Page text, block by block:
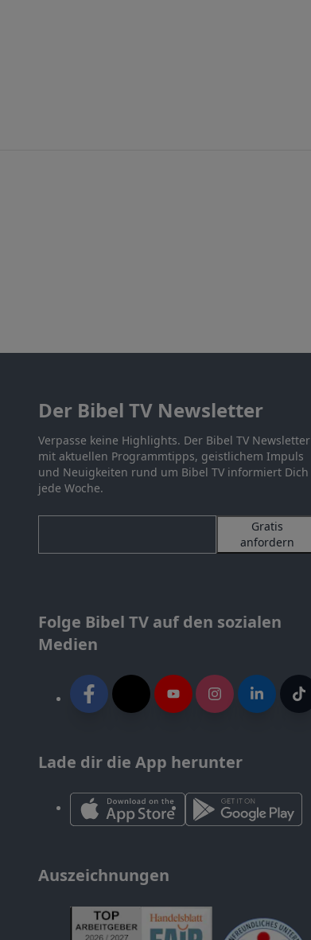
Der Bibel TV Newsletter
Verpasse keine Highlights. Der Bibel TV Newsletter
mit aktuellen Programmtipps, geistlichem Impuls
und Neuigkeiten rund um Bibel TV informiert Dich
jede Woche.
Gratis
anfordern
Folge Bibel TV auf den sozialen
Medien
Lade dir die App herunter
Auszeichnungen